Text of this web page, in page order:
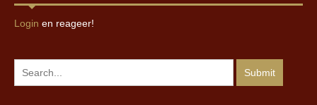
Login en reageer!